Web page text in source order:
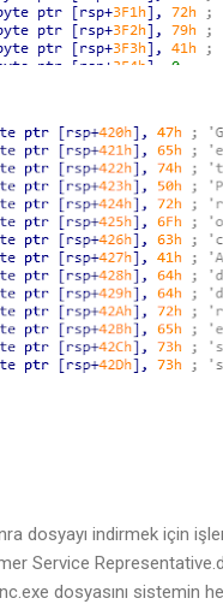
dosyayı indirmek için
Service
dosyasını sistemin